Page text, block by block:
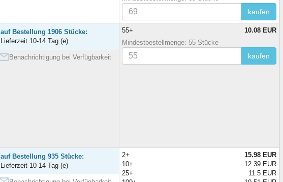
kaufen
auf Bestellung 1906 Stücke:
Lieferzeit 10-14 Tag (e)
Benachrichtigung bei Verfügbarkeit
55+
10.08 EUR
Mindestbestellmenge: 55 Stücke
kaufen
auf Bestellung 935 Stücke:
Lieferzeit 10-14 Tag (e)
2+
15.98 EUR
10+
12.39 EUR
25+
11.5 EUR